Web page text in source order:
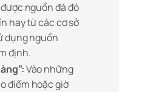
nguồn đá đó
hay từ các cơ sở
dụng nguồn
định.
Vào những
điểm hoặc giờ